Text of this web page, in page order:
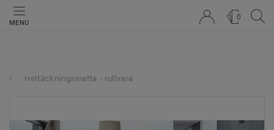
MENU
0
Heltäckningsmatta - rullvara